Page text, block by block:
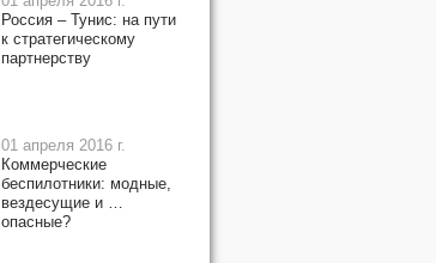
Россия – Тунис: на пути
к стратегическому
партнерству
01 апреля 2016 г.
Коммерческие
беспилотники: модные,
вездесущие и …
опасные?